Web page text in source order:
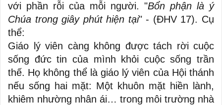
với phần rỗi của mỗi người. "Bổn phận là ý
Chúa trong giây phút hiện tại" - (ĐHV 17). Cụ
thể:
Giáo lý viên càng không được tách rời cuộc
sống đức tin của mình khỏi cuộc sống trần
thế. Họ không thể là giáo lý viên của Hội thánh
nếu sống hai mặt: Một khuôn mặt hiền lành,
khiêm nhường nhân ái… trong môi trường nhà